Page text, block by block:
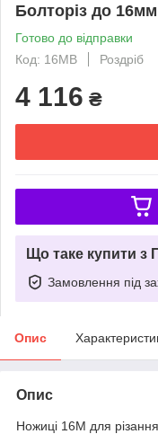
Болторіз до
Готово до відправки
Код: 16MB
Роздріб
4 116 ₴
Що таке купити з
Замовлення під
Опис
Опис
Ножиці 16М для